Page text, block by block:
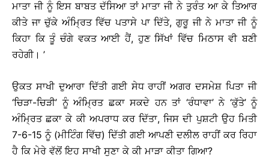
ਮਾਤਾ ਜੀ ਨੂੰ ਇਸ ਬਾਬਤ ਦੱਸਿਆ ਤਾਂ ਮਾਤਾ ਜੀ ਨੇ ਤੁਰੰਤ ਆ ਕੇ ਤਿਆਰ
ਕੀਤੇ ਜਾ ਚੁੱਕੇ ਅੰਮ੍ਰਿਤ ਵਿੱਚ ਪਤਾਸੇ ਪਾ ਦਿੱਤੇ, ਗੁਰੂ ਜੀ ਨੇ ਮਾਤਾ ਜੀ ਨੂੰ
ਕਿਹਾ ਕਿ ਤੂੰ ਚੰਗੇ ਵਕਤ ਆਈ ਹੈਂ, ਹੁਣ ਸਿੱਖਾਂ ਵਿੱਚ ਮਿਠਾਸ ਵੀ ਬਣੀ
ਰਹੇਗੀ। ’
ਉਕਤ ਸਾਖੀ ਦੁਆਰਾ ਦਿੱਤੀ ਗਈ ਸੇਧ ਰਾਹੀਂ ਅਗਰ ਦਸਮੇਸ਼ ਪਿਤਾ ਜੀ
‘ਚਿੜਾ-ਚਿੜੀ’ ਨੂੰ ਅੰਮ੍ਰਿਤ ਛਕਾ ਸਕਦੇ ਹਨ ਤਾਂ ‘ਰੰਧਾਵਾ’ ਨੇ ‘ਕੁੱਤੇ’ ਨੂੰ
ਅੰਮ੍ਰਿਤ ਛਕਾ ਕੇ ਕੀ ਅਪਰਾਧ ਕਰ ਦਿੱਤਾ, ਜਿਸ ਦੀ ਪੁਸ਼ਟੀ ਉਹ ਮਿਤੀ
7-6-15 ਨੂੰ (ਮੀਟਿੰਗ ਵਿੱਚ) ਦਿੱਤੀ ਗਈ ਆਪਣੀ ਦਲੀਲ ਰਾਹੀਂ ਕਰ ਰਿਹਾ
ਹੈ ਕਿ ਮੇਰੇ ਵੱਲੋਂ ਇਹ ਸਾਖੀ ਸੁਣਾ ਕੇ ਕੀ ਮਾੜਾ ਕੀਤਾ ਗਿਆ?